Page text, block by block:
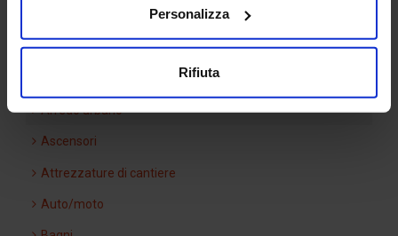
Personalizza
Rifiuta
Arredi interni
Arredo urbano
Ascensori
Attrezzature di cantiere
Auto/moto